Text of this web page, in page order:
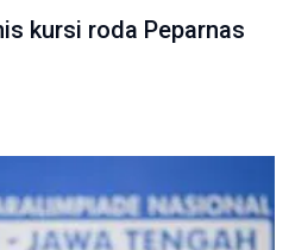
kursi roda Peparnas